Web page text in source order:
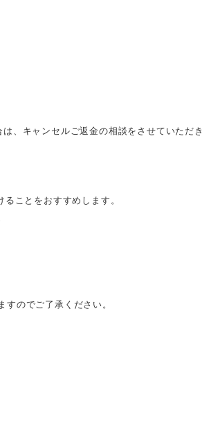
、キャンセルご返金の相談をさせていただき
ことをおすすめします。
のでご了承ください。